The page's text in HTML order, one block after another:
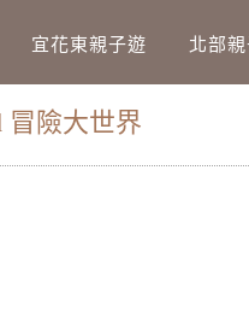
宜花東親子遊 北部
冒險大世界